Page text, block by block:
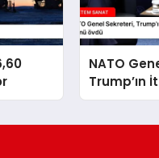
NATO
Trump’ın